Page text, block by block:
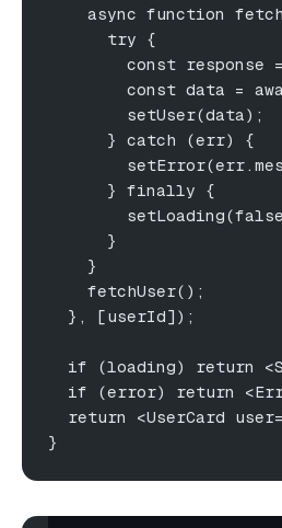
async function
      try {
const response
const data =
        setUser(data);
      } catch (err) {
      } finally {
      }
    }
    fetchUser();
  }, [userId]);
if (loading) return
if (error) return
return <UserCard
}